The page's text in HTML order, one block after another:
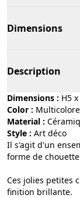
Dimensions
Description
Dimensions : H5
Color :
multicolore
Material :
Style :
art déco
Il s'agit d'un
forme de
Ces jolies petites
finition brillante.